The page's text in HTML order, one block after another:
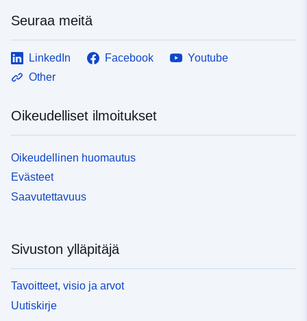
Seuraa meitä
LinkedIn Facebook
Youtube
Other
Oikeudelliset ilmoitukset
Oikeudellinen huomautus
Evästeet
Saavutettavuus
Sivuston ylläpitäjä
Tavoitteet, visio ja arvot
Uutiskirje